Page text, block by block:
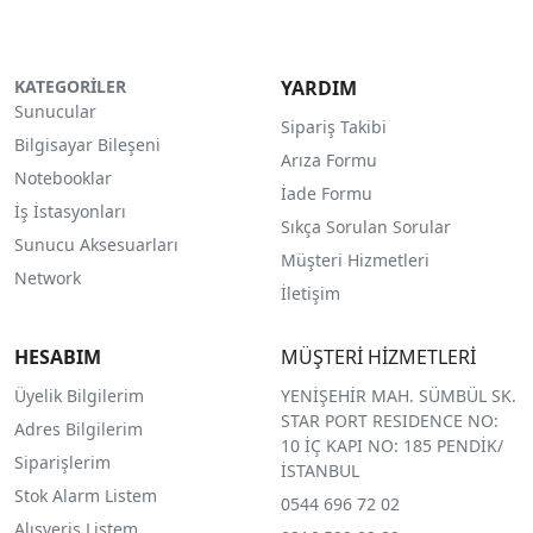
KATEGORİLER
Sunucular
Bilgisayar Bileşeni
Notebooklar
İş İstasyonları
Sunucu Aksesuarları
Network
YARDIM
Sipariş Takibi
Arıza Formu
İade Formu
Sıkça Sorulan Sorular
Müşteri Hizmetleri
İletişim
HESABIM
Üyelik Bilgilerim
Adres Bilgilerim
Siparişlerim
Stok Alarm Listem
MÜŞTERİ HİZMETLERİ
YENİŞEHİR MAH. SÜMBÜL SK.
STAR PORT RESIDENCE NO:
10 İÇ KAPI NO: 185 PENDİK/
İSTANBUL
0544 696 72 02